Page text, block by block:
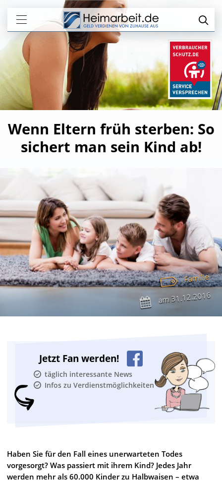
Wenn Eltern früh sterben: So
sichert man sein Kind ab!
Familie
am31.12.2016
Jetzt Fan werden!
täglich interessante News
Infos zu Verdienstmöglichkeiten
Haben Sie für den Fall eines unerwarteten Todes
vorgesorgt? Was passiert mit ihrem Kind? Jedes Jahr
werden mehr als 60.000 Kinder zu Halbwaisen – etwa